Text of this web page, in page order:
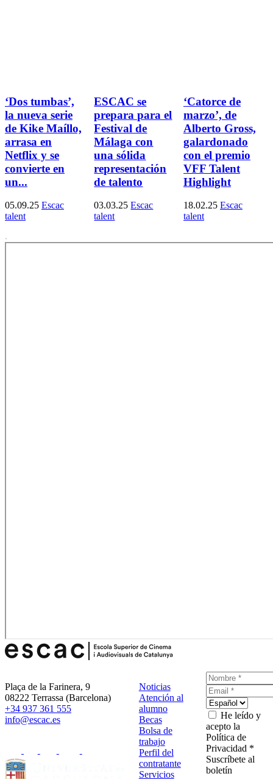
‘Dos tumbas’,
la nueva serie
de Kike Maíllo,
arrasa en
Netflix y se
convierte en
un...
05.09.25 Escac
talent
ESCAC se
prepara para el
Festival de
Málaga con
una sólida
representación
de talento
03.03.25 Escac
talent
‘Catorce de
marzo’, de
Alberto Gross,
galardonado
con el premio
VFF Talent
Highlight
18.02.25 Escac
talent
Plaça de la Farinera, 9
08222 Terrassa (Barcelona)
+34 937 361 555
info@escac.es
Noticias
Atención al
alumno
Becas
Bolsa de
trabajo
Perfil del
contratante
Servicios
He leído y
acepto la
Política de
Privacidad *
Suscríbete al
boletín